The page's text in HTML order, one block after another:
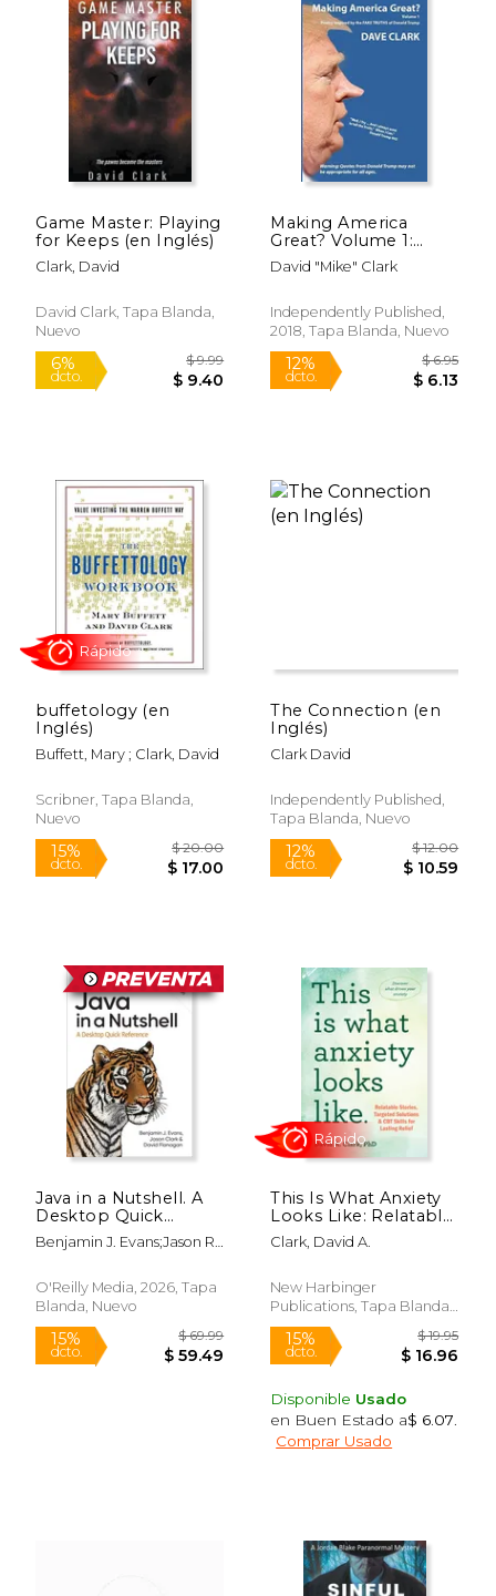
Rápido
Game Master: Playing
for Keeps (en Inglés)
Clark, David
David Clark, Tapa Blanda,
Nuevo
$ 9.40
Making America
Great? Volume 1:
Poetry Inspired by
the Fake Truths of
Inglés)
David "Mike" Clark
Independently Published,
2018, Tapa Blanda, Nuevo
buffetology (en
Inglés)
Buffett, Mary ; Clark, David
Scribner, Tapa Blanda,
Nuevo
The Connection (en
Inglés)
Clark David
Independently Published,
Tapa Blanda, Nuevo
Java in a Nutshell. A
Desktop Quick
Reference (en Inglés)
Benjamin J. Evans;Jason R.
O'Reilly Media, 2026, Tapa
Blanda, Nuevo
This Is What Anxiety
Looks Like: Relatable
Stories, Targeted
Solutions, and CBT
Relief (en Inglés)
Clark, David A.
New Harbinger
Publications, Tapa Blanda,
Nuevo
Disponible Usado
en Buen Estado a$ 6.07
Comprar Usado